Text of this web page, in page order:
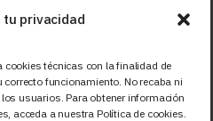
tu privacidad
técnicas con la finalidad de
funcionamiento. No recaba ni
usuarios. Para obtener información
acceda a nuestra Política de cookies.